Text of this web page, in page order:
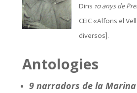
Dins 10 anys de
CEIC «Alfons el
diversos].
Antologies
9 narradors de la